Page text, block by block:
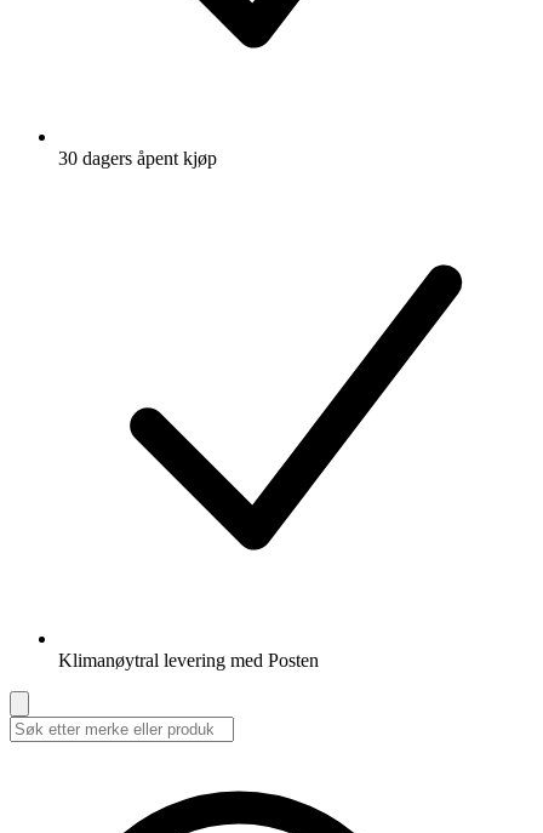
30 dagers åpent kjøp
Klimanøytral levering med Posten